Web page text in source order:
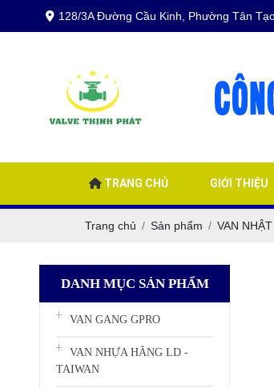
128/3A Đường Cầu Kinh, Phường Tân
TRANG CHỦ GIỚI THIỆU
Trang chủ Sản phẩm VAN
DANH MỤC SẢN PHẨM
VAN GANG GPRO
VAN NHỰA HÃNG LD -
TAIWAN